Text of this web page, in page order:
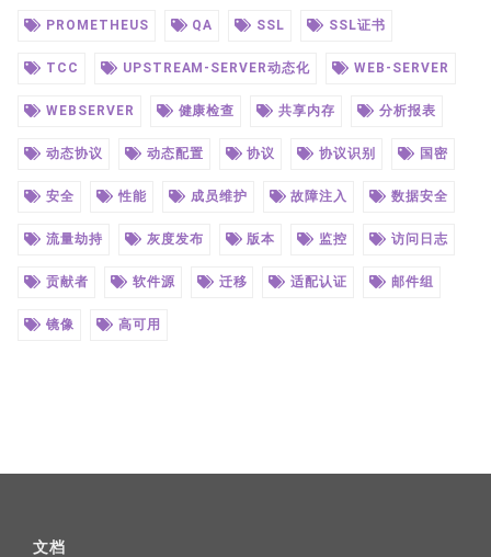
PROMETHEUS QA SSL SSL证书
TCC UPSTREAM-SERVER动态化 WEB-SERVER
WEBSERVER 健康检查 共享内存 分析报表
动态协议 动态配置 协议 协议识别 国密
安全 性能 成员维护 故障注入 数据安全
流量劫持 灰度发布 版本 监控 访问日志
贡献者 软件源 迁移 适配认证 邮件组
镜像 高可用
文档